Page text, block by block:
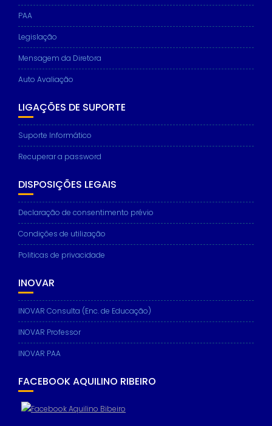
PAA
Legislação
Mensagem da Diretora
Auto Avaliação
LIGAÇÕES DE SUPORTE
Suporte Informático
Recuperar a password
DISPOSIÇÕES LEGAIS
Declaração de consentimento prévio
Condições de utilização
Politicas de privacidade
INOVAR
INOVAR Consulta (Enc. de Educação)
INOVAR Professor
INOVAR PAA
FACEBOOK AQUILINO RIBEIRO